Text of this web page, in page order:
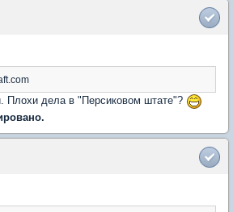
Плохи дела в "Персиковом штате"?